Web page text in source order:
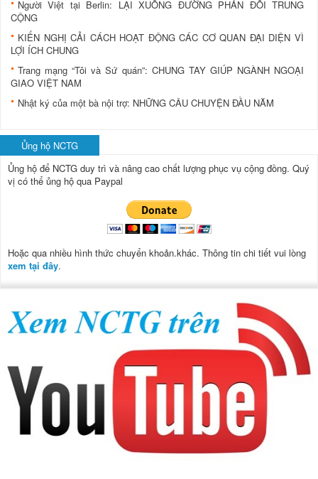
Người Việt tại Berlin: LẠI XUỐNG ĐƯỜNG PHẢN ĐỐI TRUNG
CỘNG
KIẾN NGHỊ CẢI CÁCH HOẠT ĐỘNG CÁC CƠ QUAN ĐẠI DIỆN VÌ
LỢI ÍCH CHUNG
Trang mạng “Tôi và Sứ quán”: CHUNG TAY GIÚP NGÀNH NGOẠI
GIAO VIỆT NAM
Nhật ký của một bà nội trợ: NHỮNG CÂU CHUYỆN ĐẦU NĂM
Ủng hộ NCTG
Ủng hộ để NCTG duy trì và nâng cao chất lượng phục vụ cộng đồng. Quý
vị có thể ủng hộ qua Paypal
Hoặc qua nhiều hình thức chuyển khoản.khác. Thông tin chi tiết vui lòng
xem tại đây.